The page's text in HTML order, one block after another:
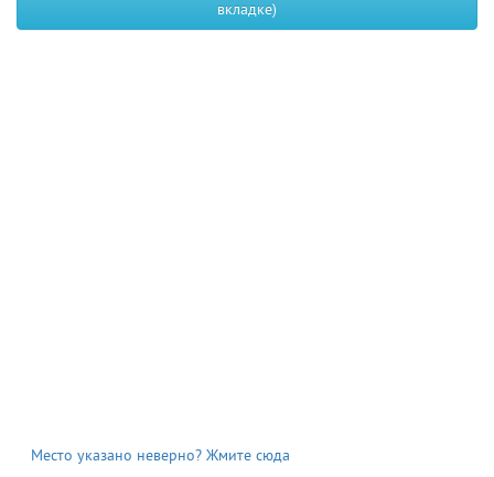
вкладке)
Место указано неверно? Жмите сюда